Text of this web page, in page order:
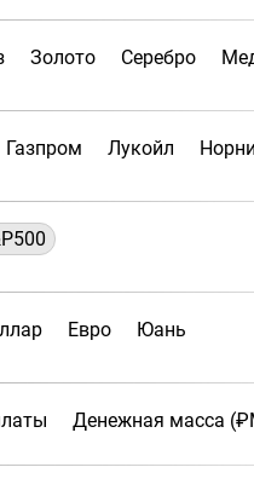
Золото Серебро
Газпром Лукойл
Евро Юань
Денежная масса